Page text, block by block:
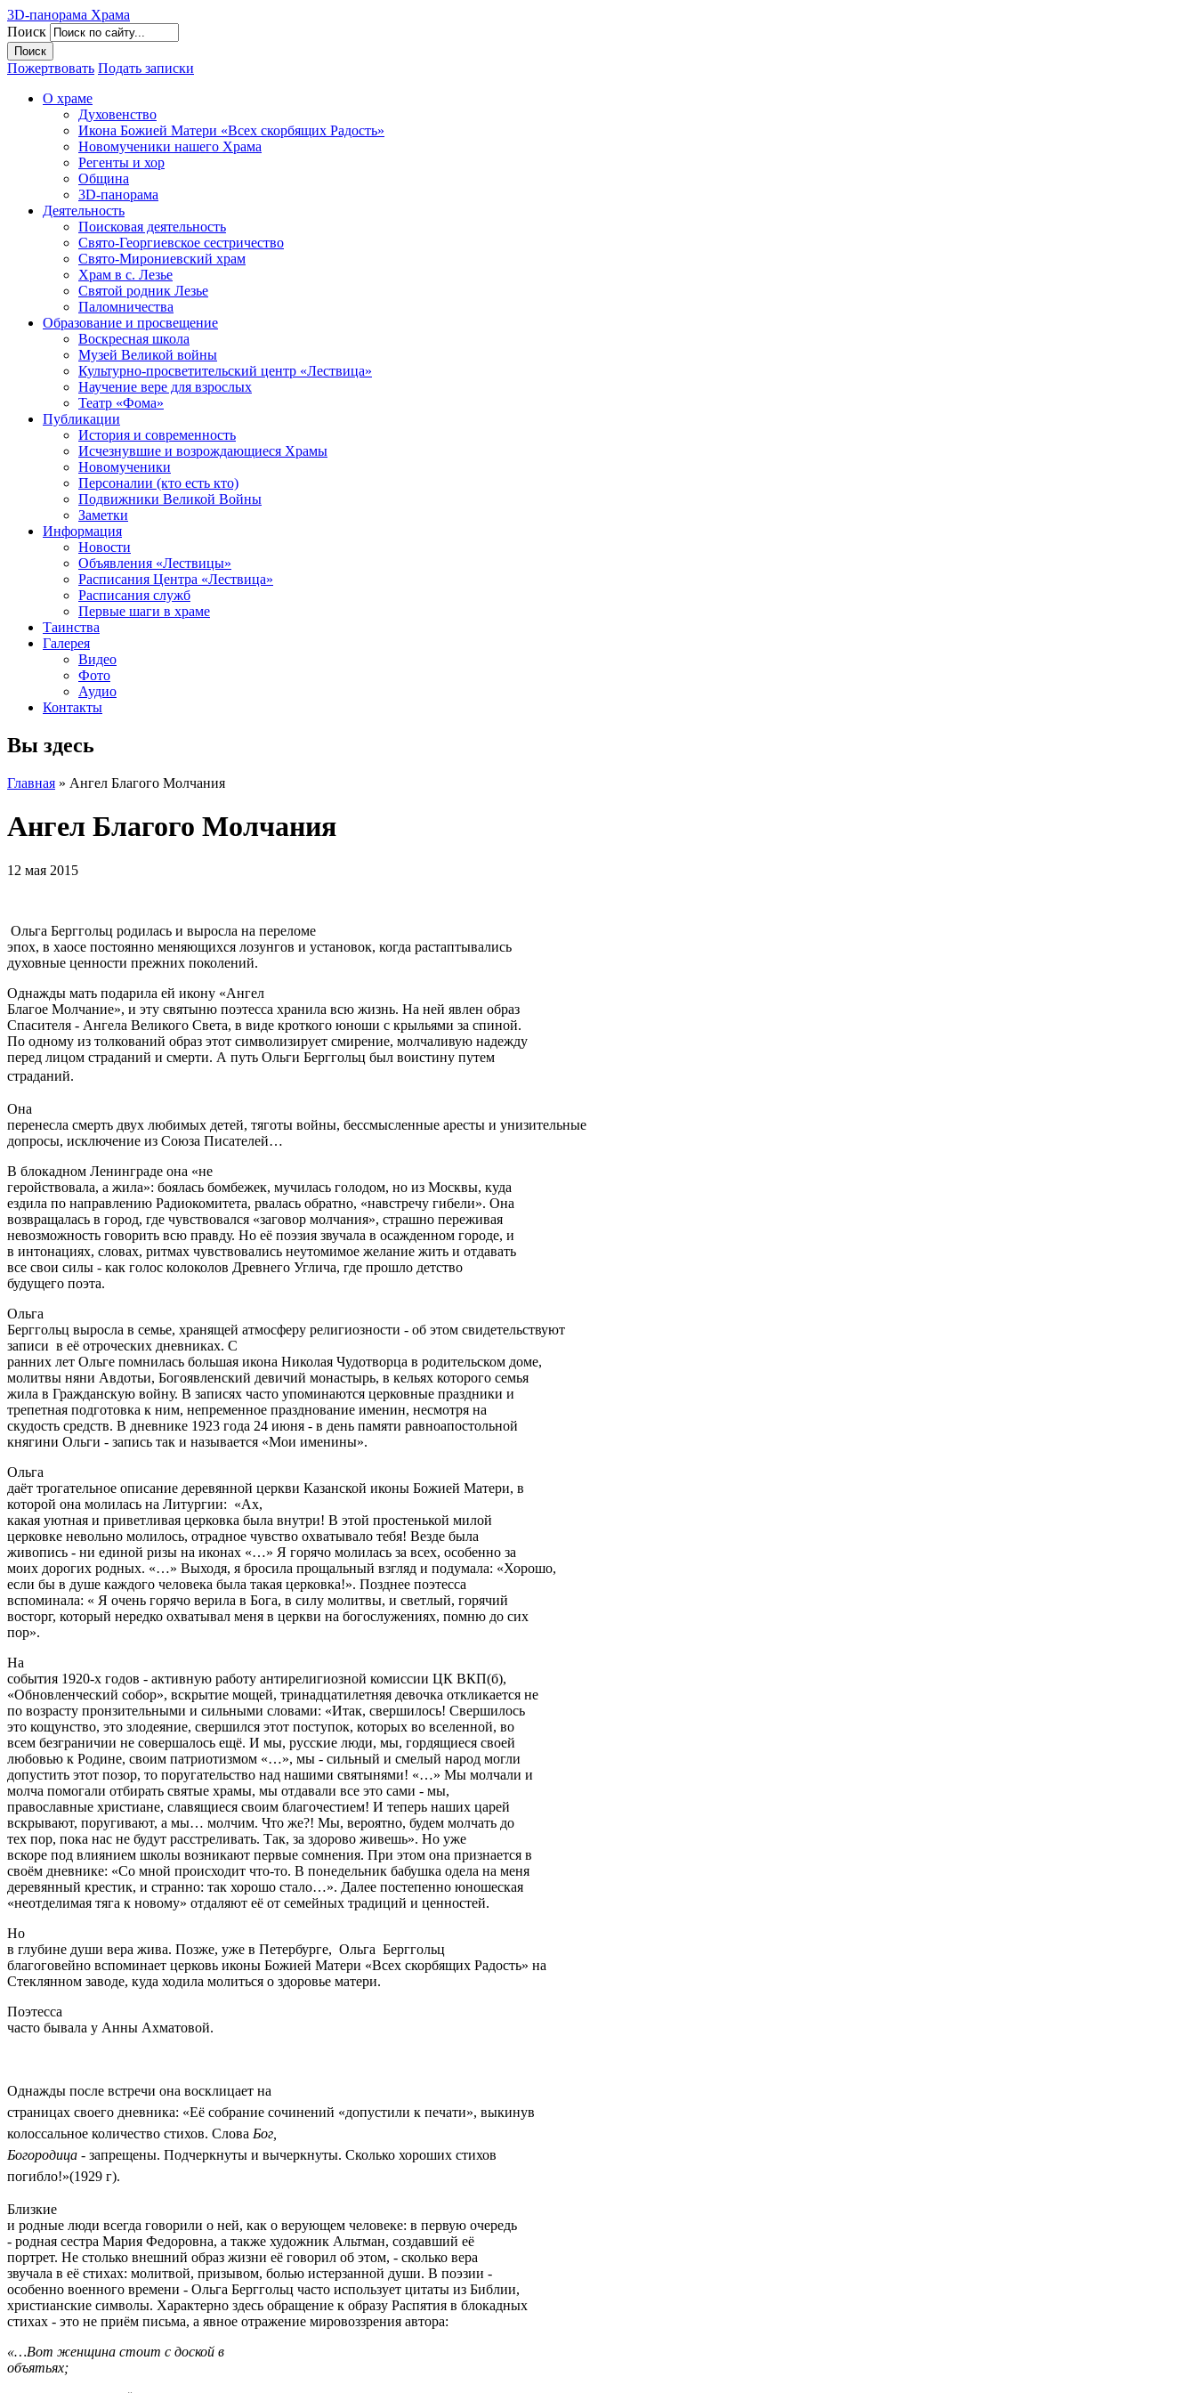
3D-панорама Храма
Поиск
Пожертвовать Подать записки
О храме
Духовенство
Икона Божией Матери «Всех скорбящих Радость»
Новомученики нашего Храма
Регенты и хор
Община
3D-панорама
Деятельность
Поисковая деятельность
Свято-Георгиевское сестричество
Свято-Мирониевский храм
Храм в с. Лезье
Святой родник Лезье
Паломничества
Образование и просвещение
Воскресная школа
Музей Великой войны
Культурно-просветительский центр «Лествица»
Научение вере для взрослых
Театр «Фома»
Публикации
История и современность
Исчезнувшие и возрождающиеся Храмы
Новомученики
Персоналии (кто есть кто)
Подвижники Великой Войны
Заметки
Информация
Новости
Объявления «Лествицы»
Расписания Центра «Лествица»
Расписания служб
Первые шаги в храме
Таинства
Галерея
Видео
Фото
Аудио
Контакты
Вы здесь
Главная » Ангел Благого Молчания
Ангел Благого Молчания
12 мая 2015
Ольга Берггольц родилась и выросла на переломе
эпох, в хаосе постоянно меняющихся лозунгов и установок, когда растаптывались
духовные ценности прежних поколений.
Однажды мать подарила ей икону «Ангел
Благое Молчание», и эту святыню поэтесса хранила всю жизнь. На ней явлен образ
Спасителя - Ангела Великого Света, в виде кроткого юноши с крыльями за спиной.
По одному из толкований образ этот символизирует смирение, молчаливую надежду
перед лицом страданий и смерти. А путь Ольги Берггольц был воистину путем
страданий.
Она
перенесла смерть двух любимых детей, тяготы войны, бессмысленные аресты и унизительные
допросы, исключение из Союза Писателей…
В блокадном Ленинграде она «не
геройствовала, а жила»: боялась бомбежек, мучилась голодом, но из Москвы, куда
ездила по направлению Радиокомитета, рвалась обратно, «навстречу гибели». Она
возвращалась в город, где чувствовался «заговор молчания», страшно переживая
невозможность говорить всю правду. Но её поэзия звучала в осажденном городе, и
в интонациях, словах, ритмах чувствовались неутомимое желание жить и отдавать
все свои силы - как голос колоколов Древнего Углича, где прошло детство
будущего поэта.
Ольга
Берггольц выросла в семье, хранящей атмосферу религиозности - об этом свидетельствуют
записи в её отроческих дневниках. С
ранних лет Ольге помнилась большая икона Николая Чудотворца в родительском доме,
молитвы няни Авдотьи, Богоявленский девичий монастырь, в кельях которого семья
жила в Гражданскую войну. В записях часто упоминаются церковные праздники и
трепетная подготовка к ним, непременное празднование именин, несмотря на
скудость средств. В дневнике 1923 года 24 июня - в день памяти равноапостольной
княгини Ольги - запись так и называется «Мои именины».
Ольга
даёт трогательное описание деревянной церкви Казанской иконы Божией Матери, в
которой она молилась на Литургии: «Ах,
какая уютная и приветливая церковка была внутри! В этой простенькой милой
церковке невольно молилось, отрадное чувство охватывало тебя! Везде была
живопись - ни единой ризы на иконах «…» Я горячо молилась за всех, особенно за
моих дорогих родных. «…» Выходя, я бросила прощальный взгляд и подумала: «Хорошо,
если бы в душе каждого человека была такая церковка!». Позднее поэтесса
вспоминала: « Я очень горячо верила в Бога, в силу молитвы, и светлый, горячий
восторг, который нередко охватывал меня в церкви на богослужениях, помню до сих
пор».
На
события 1920-х годов - активную работу антирелигиозной комиссии ЦК ВКП(б),
«Обновленческий собор», вскрытие мощей, тринадцатилетняя девочка откликается не
по возрасту пронзительными и сильными словами: «Итак, свершилось! Свершилось
это кощунство, это злодеяние, свершился этот поступок, которых во вселенной, во
всем безграничии не совершалось ещё. И мы, русские люди, мы, гордящиеся своей
любовью к Родине, своим патриотизмом «…», мы - сильный и смелый народ могли
допустить этот позор, то поругательство над нашими святынями! «…» Мы молчали и
молча помогали отбирать святые храмы, мы отдавали все это сами - мы,
православные христиане, славящиеся своим благочестием! И теперь наших царей
вскрывают, поругивают, а мы… молчим. Что же?! Мы, вероятно, будем молчать до
тех пор, пока нас не будут расстреливать. Так, за здорово живешь». Но уже
вскоре под влиянием школы возникают первые сомнения. При этом она признается в
своём дневнике: «Со мной происходит что-то. В понедельник бабушка одела на меня
деревянный крестик, и странно: так хорошо стало…». Далее постепенно юношеская
«неотделимая тяга к новому» отдаляют её от семейных традиций и ценностей.
Но
в глубине души вера жива. Позже, уже в Петербурге, Ольга Берггольц
благоговейно вспоминает церковь иконы Божией Матери «Всех скорбящих Радость» на
Стеклянном заводе, куда ходила молиться о здоровье матери.
Поэтесса
часто бывала у Анны Ахматовой.
Однажды после встречи она восклицает на
страницах своего дневника: «Её собрание сочинений «допустили к печати», выкинув
колоссальное количество стихов. Слова Бог,
Богородица - запрещены. Подчеркнуты и вычеркнуты. Сколько хороших стихов
погибло!»(1929 г).
Близкие
и родные люди всегда говорили о ней, как о верующем человеке: в первую очередь
- родная сестра Мария Федоровна, а также художник Альтман, создавший её
портрет. Не столько внешний образ жизни её говорил об этом, - сколько вера
звучала в её стихах: молитвой, призывом, болью истерзанной души. В поэзии -
особенно военного времени - Ольга Берггольц часто использует цитаты из Библии,
христианские символы. Характерно здесь обращение к образу Распятия в блокадных
стихах - это не приём письма, а явное отражение мировоззрения автора:
«…Вот женщина стоит с доской в
объятьях;